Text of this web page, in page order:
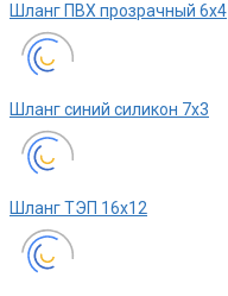
Шланг ПВХ прозрачный 6х4
Шланг синий силикон 7х3
Шланг ТЭП 16х12